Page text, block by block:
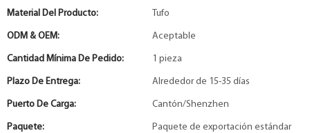
Material Del Producto: Tufo
ODM & OEM: Aceptable
Cantidad Mínima De Pedido: 1 pieza
Plazo De Entrega: Alrededor de 15-35 días
Puerto De Carga: Cantón/Shenzhen
Paquete:
Paquete de exportación estándar